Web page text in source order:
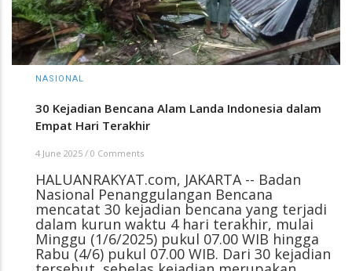
NASIONAL
30 Kejadian Bencana Alam Landa Indonesia dalam
Empat Hari Terakhir
4 June 2025 / 0 Comments
HALUANRAKYAT.com, JAKARTA -- Badan
Nasional Penanggulangan Bencana
mencatat 30 kejadian bencana yang terjadi
dalam kurun waktu 4 hari terakhir, mulai
Minggu (1/6/2025) pukul 07.00 WIB hingga
Rabu (4/6) pukul 07.00 WIB. Dari 30 kejadian